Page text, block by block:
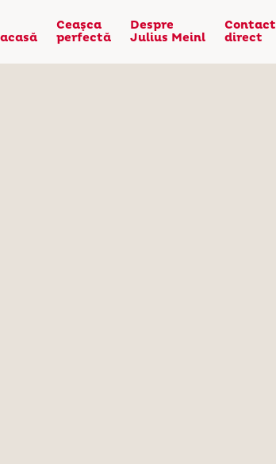
Ceaşca
perfectă
Despre
Julius Meinl
Contact
direct